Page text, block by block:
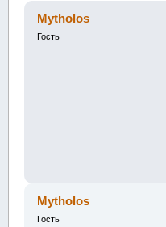
Mytholos
Гость
Mytholos
Гость